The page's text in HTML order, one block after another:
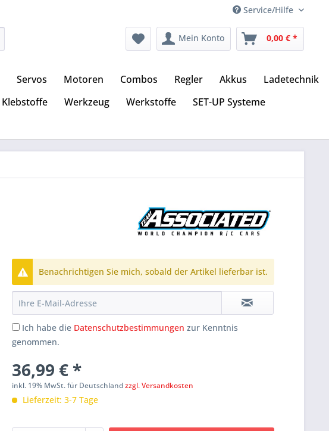
Service/Hilfe
Mein Konto 0,00 € *
Servos Motoren Combos Regler Akkus
Ladetechnik
Klebstoffe Werkzeug Werkstoffe
SET-UP Systeme
Benachrichtigen Sie mich, sobald der Artikel lieferbar ist.
Ich habe die Datenschutzbestimmungen zur Kenntnis
genommen.
36,99 € *
inkl. 19% MwSt. für Deutschlandzzgl. Versandkosten
Lieferzeit: 3-7 Tage